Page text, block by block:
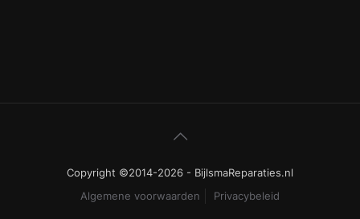
Copyright ©2014-2026 - BijlsmaReparaties.nl
Algemene voorwaarden
Privacybeleid